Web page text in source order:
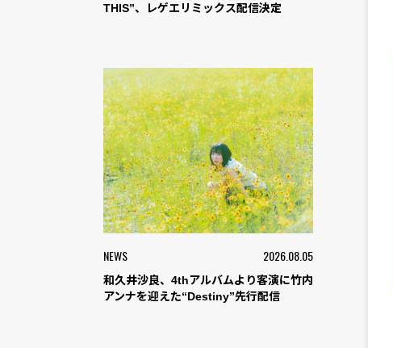
THIS”、レゲエリミックス配信決定
NEWS 2026.08.05
和久井沙良、4thアルバムより客演に竹内
アンナを迎えた“Destiny”先行配信